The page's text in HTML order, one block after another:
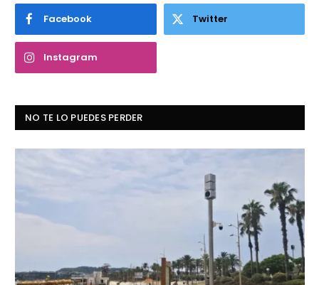
Facebook Twitter
Instagram
NO TE LO PUEDES PERDER